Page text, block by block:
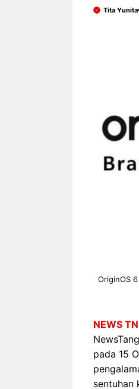
Tita Yunita
OriginOS
NEWS
pada 15
sentuhan
Prasetyo, kini merambah
Nunung Srimulat &